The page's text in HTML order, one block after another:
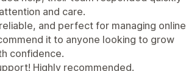
and care.
and perfect for managing online
it to anyone looking to grow
confidence.
Highly recommended.